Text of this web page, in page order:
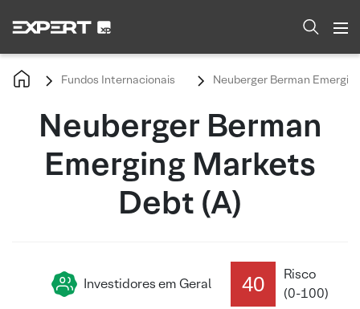
Fundos Internacionais Neuberger Berman
Neuberger Berman
Emerging Markets
Debt (A)
Investidores em Geral 40
Risco
(0-100)